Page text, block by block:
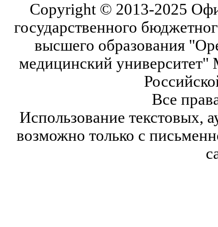
Copyright © 2013-2025
государственного
высшего образования
медицинский университет"
Все
Использование текстовых,
возможно только с